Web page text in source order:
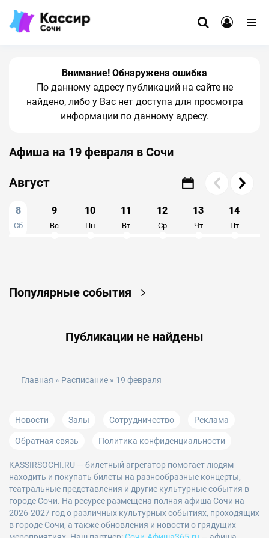
Внимание! Обнаружена ошибка
По данному адресу публикаций на сайте не
найдено, либо у Вас нет доступа для просмотра
информации по данному адресу.
Афиша на 19 февраля в Сочи
8
Сб
9
Вс
10
Пн
11
Вт
12
Ср
13
Чт
14
Пт
Август
Популярные события
Публикации не найдены
Главная » Расписание » 19 февраля
Новости Залы Сотрудничество Реклама
Обратная связь Политика конфиденциальности
KASSIRSOCHI.RU — билетный агрегатор помогает людям
находить и покупать билеты на разнообразные концерты,
театральные представления и другие культурные события в
городе Сочи. На ресурсе размещена полная афиша Сочи на
2026-2027 год о различных культурных событиях, проходящих
в городе Сочи, а также обновления и новости о грядущих